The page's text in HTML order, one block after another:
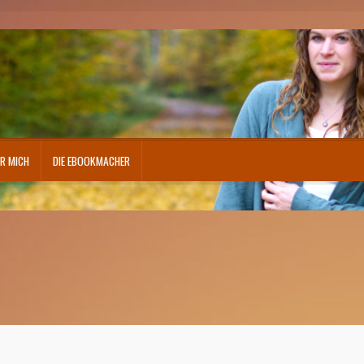
MICH DIE EBOOKMACHER
Echtheit von Bewertungen FAQ – Fragen und Antworten